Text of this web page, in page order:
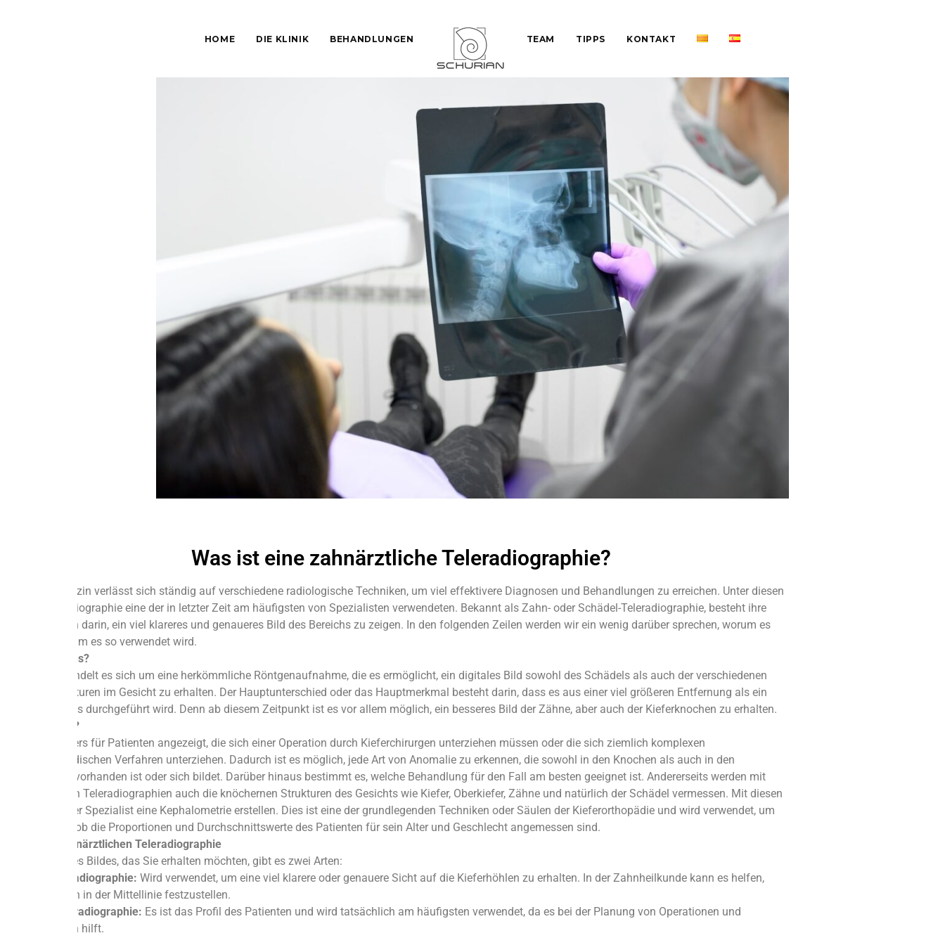
HOME DIE KLINIK BEHANDLUNGEN TEAM TIPPS KONTAKT
Was ist eine zahnärztliche Teleradiographie?
Die Zahnmedizin verlässt sich ständig auf verschiedene radiologische Techniken, um viel effektivere Diagnosen und Behandlungen zu erreichen. Unter diesen
ist die Teleradiographie eine der in letzter Zeit am häufigsten von Spezialisten verwendeten. Bekannt als Zahn- oder Schädel-Teleradiographie, besteht ihre
Hauptfunktion darin, ein viel klareres und genaueres Bild des Bereichs zu zeigen. In den folgenden Zeilen werden wir ein wenig darüber sprechen, worum es
geht und warum es so verwendet wird.
Worum geht es?
Im Grunde handelt es sich um eine herkömmliche Röntgenaufnahme, die es ermöglicht, ein digitales Bild sowohl des Schädels als auch der verschiedenen
Knochenstrukturen im Gesicht zu erhalten. Der Hauptunterschied oder das Hauptmerkmal besteht darin, dass es aus einer viel größeren Entfernung als ein
herkömmliches durchgeführt wird. Denn ab diesem Zeitpunkt ist es vor allem möglich, ein besseres Bild der Zähne, aber auch der Kieferknochen zu erhalten.
Wofür ist das?
Es ist besonders für Patienten angezeigt, die sich einer Operation durch Kieferchirurgen unterziehen müssen oder die sich ziemlich komplexen
kieferorthopädischen Verfahren unterziehen. Dadurch ist es möglich, jede Art von Anomalie zu erkennen, die sowohl in den Knochen als auch in den
Zahnstücken vorhanden ist oder sich bildet. Darüber hinaus bestimmt es, welche Behandlung für den Fall am besten geeignet ist. Andererseits werden mit
zahnärztlichen Teleradiographien auch die knöchernen Strukturen des Gesichts wie Kiefer, Oberkiefer, Zähne und natürlich der Schädel vermessen. Mit diesen
Daten kann der Spezialist eine Kephalometrie erstellen. Dies ist eine der grundlegenden Techniken oder Säulen der Kieferorthopädie und wird verwendet, um
festzustellen, ob die Proportionen und Durchschnittswerte des Patienten für sein Alter und Geschlecht angemessen sind.
Arten der zahnärztlichen Teleradiographie
Je nach Art des Bildes, das Sie erhalten möchten, gibt es zwei Arten:
Frontal-Teleradiographie: Wird verwendet, um eine viel klarere oder genauere Sicht auf die Kieferhöhlen zu erhalten. In der Zahnheilkunde kann es helfen,
Abweichungen in der Mittellinie festzustellen.
Laterale Teleradiographie: Es ist das Profil des Patienten und wird tatsächlich am häufigsten verwendet, da es bei der Planung von Operationen und
Behandlungen hilft.